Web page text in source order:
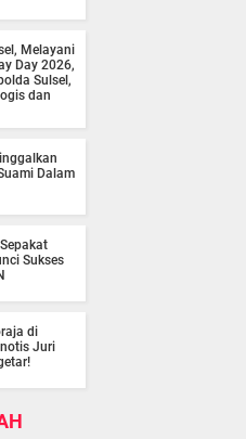
Melayani
Day 2026,
Sulsel,
dan
Dalam
Sukses
di
Juri